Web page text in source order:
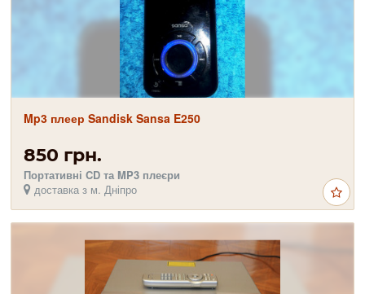
Mp3 плеер Sandisk Sansa E250
850 грн.
Портативні CD та MP3 плеєри
доставка з м. Дніпро